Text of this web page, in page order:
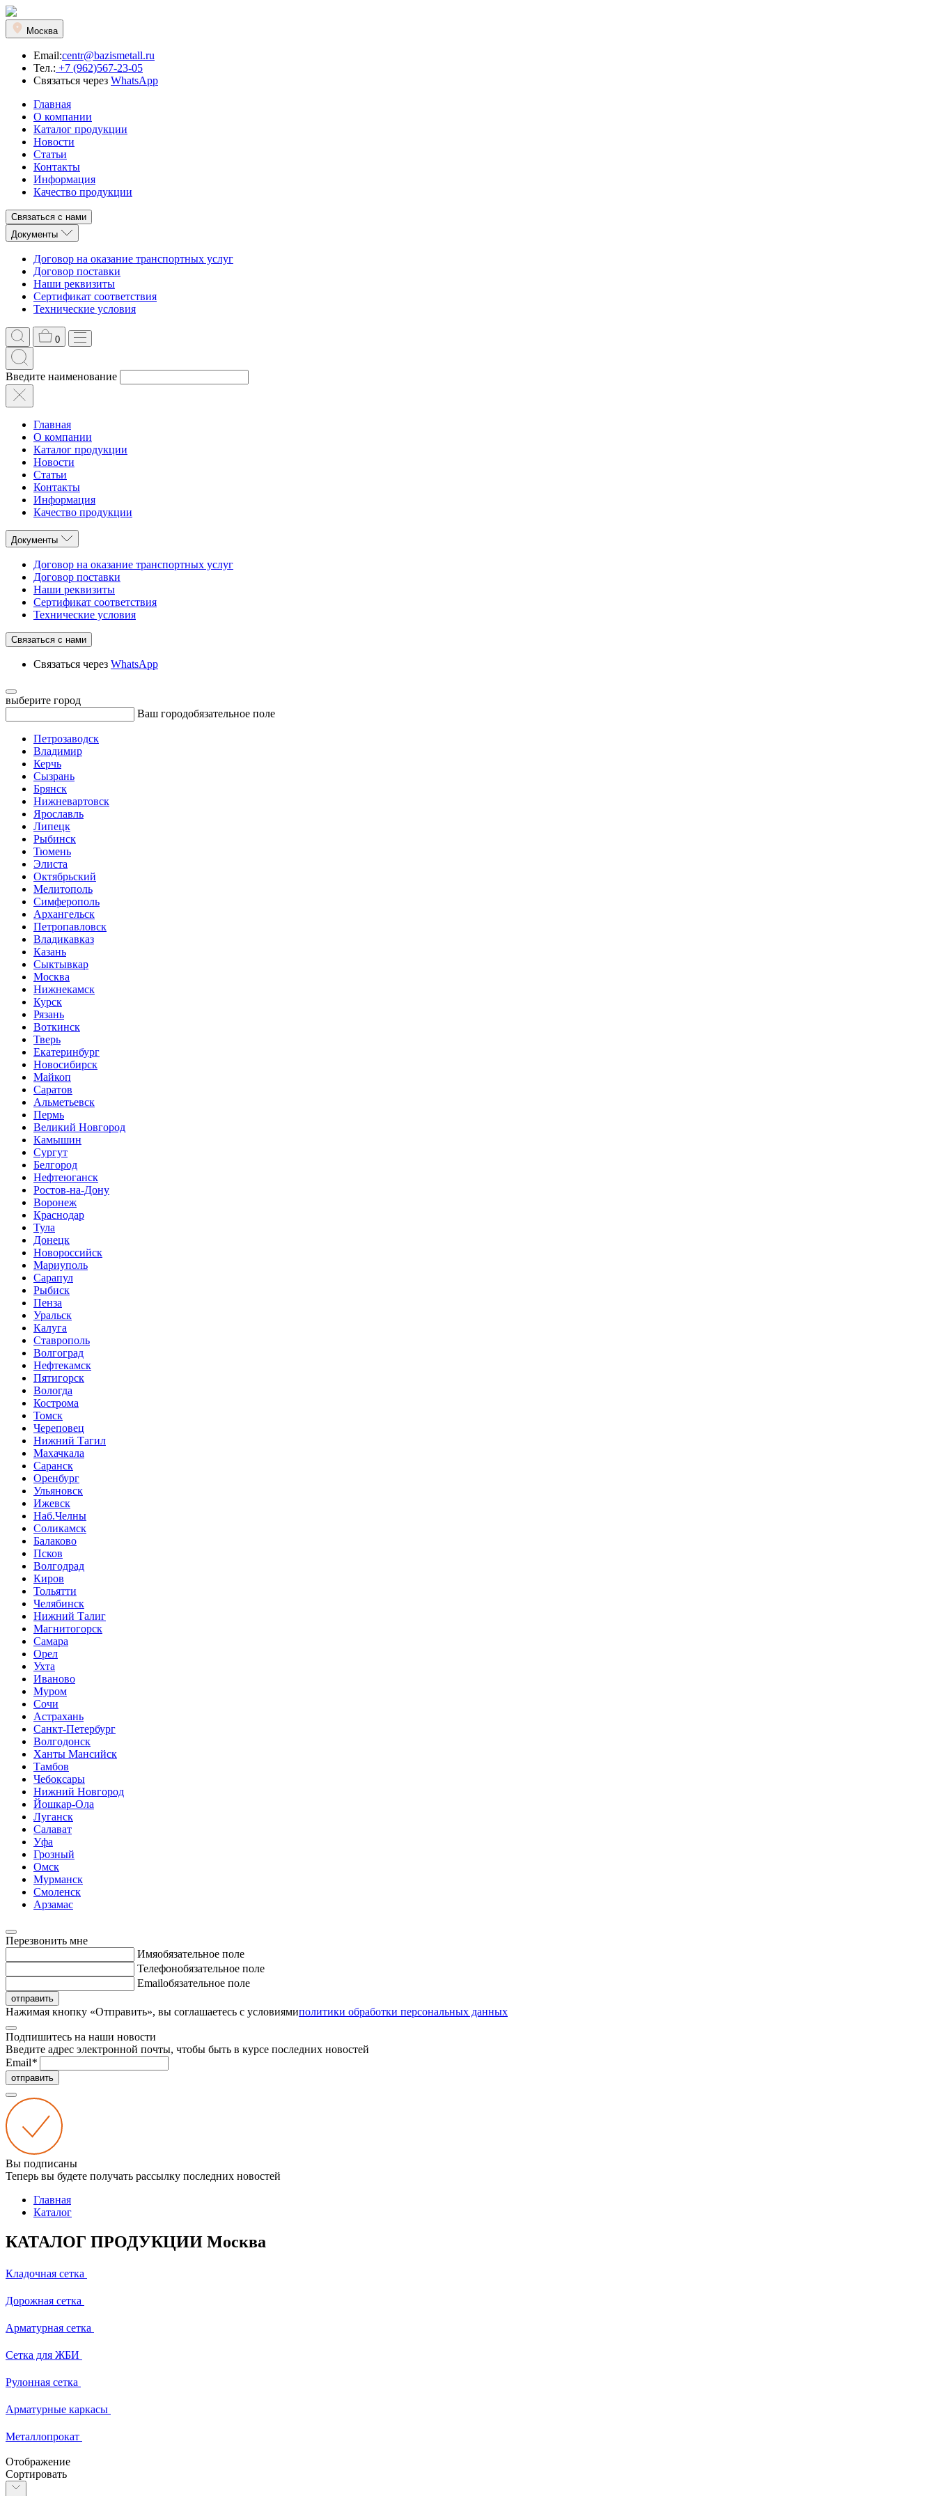
Москва
Email:centr@bazismetall.ru
Тел.: +7 (962)567-23-05
Связаться через WhatsApp
Главная
О компании
Каталог продукции
Новости
Статьи
Контакты
Информация
Качество продукции
Связаться с нами
Документы
Договор на оказание транспортных услуг
Договор поставки
Наши реквизиты
Сертификат соответствия
Технические условия
0
Введите наименование
Главная
О компании
Каталог продукции
Новости
Статьи
Контакты
Информация
Качество продукции
Документы
Договор на оказание транспортных услуг
Договор поставки
Наши реквизиты
Сертификат соответствия
Технические условия
Связаться с нами
Связаться через WhatsApp
выберите город
Ваш городобязательное поле
Петрозаводск
Владимир
Керчь
Сызрань
Брянск
Нижневартовск
Ярославль
Липецк
Рыбинск
Тюмень
Элиста
Октябрьский
Мелитополь
Симферополь
Архангельск
Петропавловск
Владикавказ
Казань
Сыктывкар
Москва
Нижнекамск
Курск
Рязань
Воткинск
Тверь
Екатеринбург
Новосибирск
Майкоп
Саратов
Альметьевск
Пермь
Великий Новгород
Камышин
Сургут
Белгород
Нефтеюганск
Ростов-на-Дону
Воронеж
Краснодар
Тула
Донецк
Новороссийск
Мариуполь
Сарапул
Рыбиск
Пенза
Уральск
Калуга
Ставрополь
Волгоград
Нефтекамск
Пятигорск
Вологда
Кострома
Томск
Череповец
Нижний Тагил
Махачкала
Саранск
Оренбург
Ульяновск
Ижевск
Наб.Челны
Соликамск
Балаково
Псков
Волгодрад
Киров
Тольятти
Челябинск
Нижний Талиг
Магнитогорск
Самара
Орел
Ухта
Иваново
Муром
Сочи
Астрахань
Санкт-Петербург
Волгодонск
Ханты Мансийск
Тамбов
Чебоксары
Нижний Новгород
Йошкар-Ола
Луганск
Салават
Уфа
Грозный
Омск
Мурманск
Смоленск
Арзамас
Перезвонить мне
Имяобязательное поле
Телефонобязательное поле
Emailобязательное поле
отправить
Нажимая кнопку «Отправить», вы соглашаетесь с условиямиполитики обработки персональных данных
Подпишитесь на наши новости
Введите адрес электронной почты, чтобы быть в курсе последних новостей
Email*
отправить
Вы подписаны
Теперь вы будете получать рассылку последних новостей
Главная
Каталог
КАТАЛОГ ПРОДУКЦИИ Москва
Кладочная сетка
Дорожная сетка
Арматурная сетка
Сетка для ЖБИ
Рулонная сетка
Арматурные каркасы
Металлопрокат
Отображение
Сортировать